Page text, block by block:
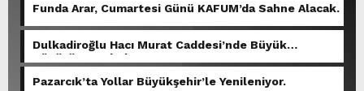
Funda Arar, Cumartesi Günü KAFUM’da Sahne Alacak.
Dulkadiroğlu Hacı Murat Caddesi’nde Büyük
Dönüşüm Başladı.
Pazarcık’ta Yollar Büyükşehir’le Yenileniyor.